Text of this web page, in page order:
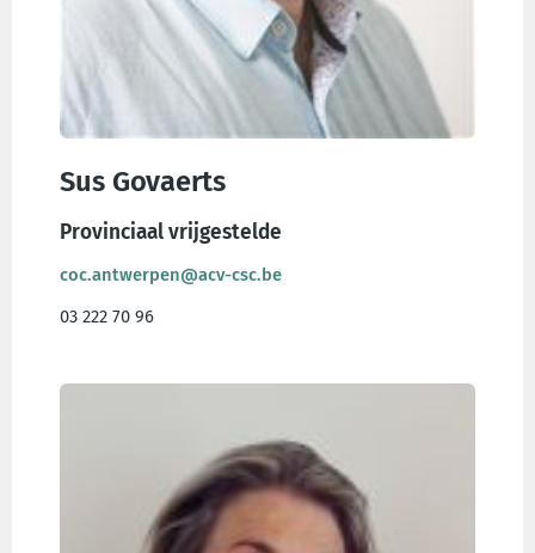
Sus Govaerts
Provinciaal vrijgestelde
coc.antwerpen@acv-csc.be
03 222 70 96